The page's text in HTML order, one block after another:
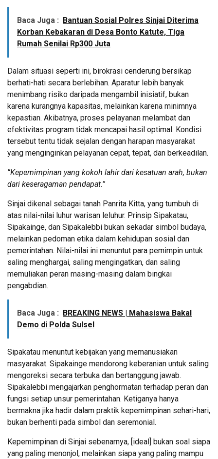
Baca Juga :
Bantuan Sosial Polres Sinjai Diterima
Korban Kebakaran di Desa Bonto Katute, Tiga
Rumah Senilai Rp300 Juta
Dalam situasi seperti ini, birokrasi cenderung bersikap
berhati-hati secara berlebihan. Aparatur lebih banyak
menimbang risiko daripada mengambil inisiatif, bukan
karena kurangnya kapasitas, melainkan karena minimnya
kepastian. Akibatnya, proses pelayanan melambat dan
efektivitas program tidak mencapai hasil optimal. Kondisi
tersebut tentu tidak sejalan dengan harapan masyarakat
yang menginginkan pelayanan cepat, tepat, dan berkeadilan.
“Kepemimpinan yang kokoh lahir dari kesatuan arah, bukan
dari keseragaman pendapat.”
Sinjai dikenal sebagai tanah Panrita Kitta, yang tumbuh di
atas nilai-nilai luhur warisan leluhur. Prinsip Sipakatau,
Sipakainge, dan Sipakalebbi bukan sekadar simbol budaya,
melainkan pedoman etika dalam kehidupan sosial dan
pemerintahan. Nilai-nilai ini menuntut para pemimpin untuk
saling menghargai, saling mengingatkan, dan saling
memuliakan peran masing-masing dalam bingkai
pengabdian.
Baca Juga :
BREAKING NEWS | Mahasiswa Bakal
Demo di Polda Sulsel
Sipakatau menuntut kebijakan yang memanusiakan
masyarakat. Sipakainge mendorong keberanian untuk saling
mengoreksi secara terbuka dan bertanggung jawab.
Sipakalebbi mengajarkan penghormatan terhadap peran dan
fungsi setiap unsur pemerintahan. Ketiganya hanya
bermakna jika hadir dalam praktik kepemimpinan sehari-hari,
bukan berhenti pada simbol dan seremonial.
Kepemimpinan di Sinjai sebenarnya, [ideal] bukan soal siapa
yang paling menonjol, melainkan siapa yang paling mampu